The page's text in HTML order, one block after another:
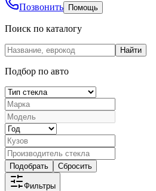
Позвонить Помощь
Поиск по каталогу
Найти
Подбор по авто
Подобрать Сбросить
Фильтры